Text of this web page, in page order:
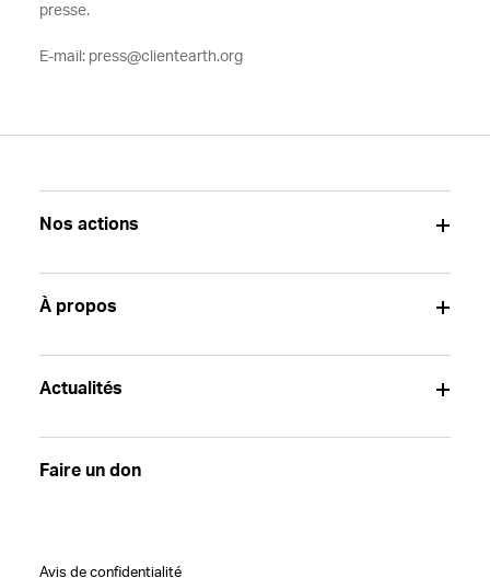
presse.
E-mail: press@clientearth.org
Nos actions
À propos
Actualités
Faire un don
Avis de confidentialité